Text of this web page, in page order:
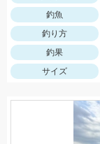
釣魚
釣り方
釣果
サイズ